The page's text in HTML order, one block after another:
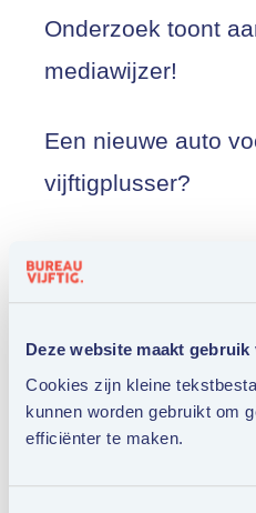
Deze website maakt gebruik
Cookies zijn kleine
kunnen worden gebruikt om
efficiënter te maken.
Onderzoek toont
mediawijzer!
Een nieuwe auto
vijftigplusser?
50-plusser vindt
nadenken dan hun
Ouderen bereiken
PaginaPaginaPagina